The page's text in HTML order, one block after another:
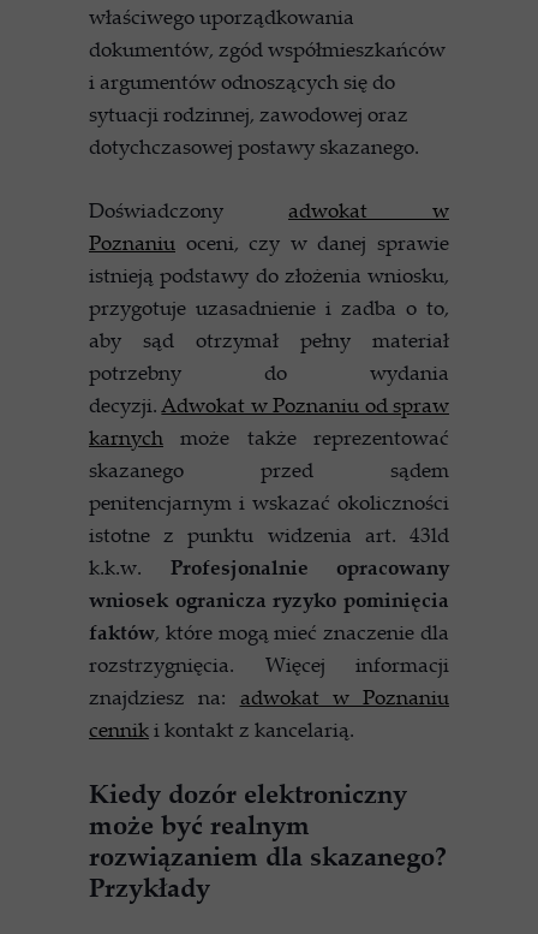
właściwego uporządkowania
dokumentów, zgód współmieszkańców
i argumentów odnoszących się do
sytuacji rodzinnej, zawodowej oraz
dotychczasowej postawy skazanego.
Doświadczony adwokat w
Poznaniu oceni, czy w danej sprawie
istnieją podstawy do złożenia wniosku,
przygotuje uzasadnienie i zadba o to,
aby sąd otrzymał pełny materiał
potrzebny do wydania
decyzji.Adwokat w Poznaniu od spraw
karnych może także reprezentować
skazanego przed sądem
penitencjarnym i wskazać okoliczności
istotne z punktu widzenia art. 43ld
k.k.w. Profesjonalnie opracowany
wniosek ogranicza ryzyko pominięcia
faktów, które mogą mieć znaczenie dla
rozstrzygnięcia. Więcej informacji
znajdziesz na: adwokat w Poznaniu
cenniki kontakt z kancelarią.
Kiedy dozór elektroniczny
może być realnym
rozwiązaniem dla skazanego?
Przykłady